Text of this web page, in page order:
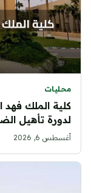
محليات
كلية الملك فهد
لدورة تأهيل
أغسطس 6, 2026